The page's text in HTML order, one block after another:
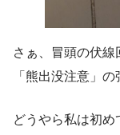
さぁ、冒頭の伏線
「熊出没注意」
どうやら私は初め